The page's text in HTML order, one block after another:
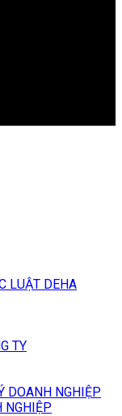
LUẬT DEHA
TY
DOANH NGHIỆP
NGHIỆP